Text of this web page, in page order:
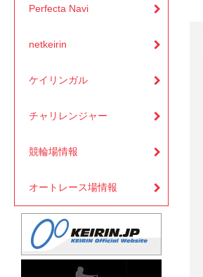
Perfecta Navi
netkeirin
ケイリンガル
チャリレンジャー
競輪場情報
オートレース場情報